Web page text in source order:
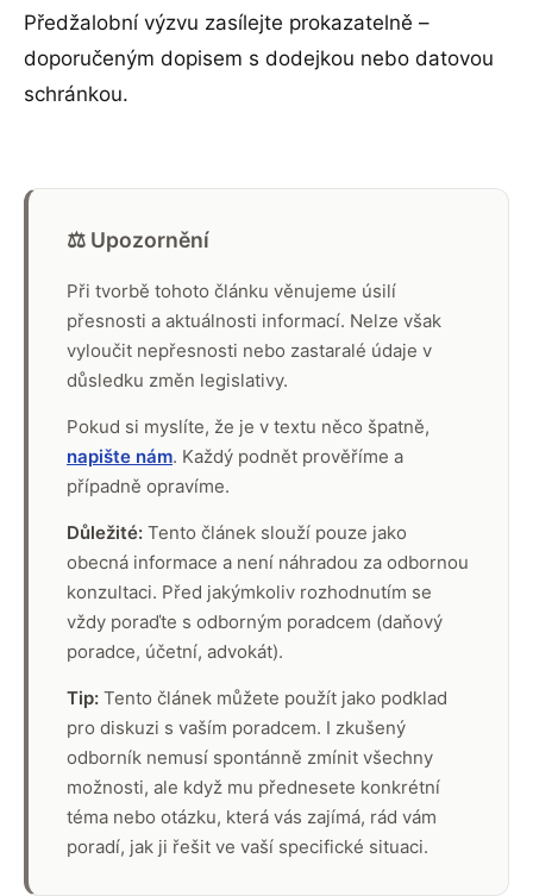
Předžalobní výzvu zasílejte prokazatelně –
doporučeným dopisem s dodejkou nebo datovou
schránkou.
⚖️ Upozornění
Při tvorbě tohoto článku věnujeme úsilí
přesnosti a aktuálnosti informací. Nelze však
vyloučit nepřesnosti nebo zastaralé údaje v
důsledku změn legislativy.
Pokud si myslíte, že je v textu něco špatně,
napište nám. Každý podnět prověříme a
případně opravíme.
Důležité: Tento článek slouží pouze jako
obecná informace a není náhradou za odbornou
konzultaci. Před jakýmkoliv rozhodnutím se
vždy poraďte s odborným poradcem (daňový
poradce, účetní, advokát).
Tip: Tento článek můžete použít jako podklad
pro diskuzi s vaším poradcem. I zkušený
odborník nemusí spontánně zmínit všechny
možnosti, ale když mu přednesete konkrétní
téma nebo otázku, která vás zajímá, rád vám
poradí, jak ji řešit ve vaší specifické situaci.